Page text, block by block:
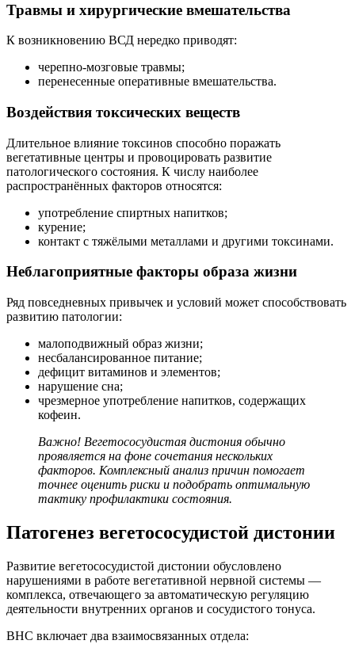
Травмы и хирургические вмешательства
К возникновению ВСД нередко приводят:
черепно‑мозговые травмы;
перенесенные оперативные вмешательства.
Воздействия токсических веществ
Длительное влияние токсинов способно поражать
вегетативные центры и провоцировать развитие
патологического состояния. К числу наиболее
распространённых факторов относятся:
употребление спиртных напитков;
курение;
контакт с тяжёлыми металлами и другими токсинами.
Неблагоприятные факторы образа жизни
Ряд повседневных привычек и условий может способствовать
развитию патологии:
малоподвижный образ жизни;
несбалансированное питание;
дефицит витаминов и элементов;
нарушение сна;
чрезмерное употребление напитков, содержащих
кофеин.
Важно! Вегетососудистая дистония обычно
проявляется на фоне сочетания нескольких
факторов. Комплексный анализ причин помогает
точнее оценить риски и подобрать оптимальную
тактику профилактики состояния.
Патогенез вегетососудистой дистонии
Развитие вегетососудистой дистонии обусловлено
нарушениями в работе вегетативной нервной системы —
комплекса, отвечающего за автоматическую регуляцию
деятельности внутренних органов и сосудистого тонуса.
ВНС включает два взаимосвязанных отдела: